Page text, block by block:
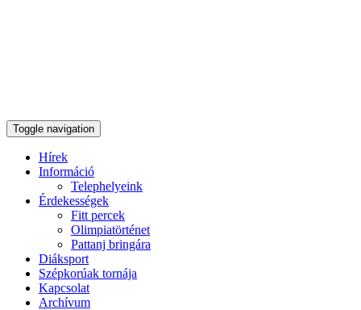
Toggle navigation
Hírek
Információ
Telephelyeink
Érdekességek
Fitt percek
Olimpiatörténet
Pattanj bringára
Diáksport
Szépkorúak tornája
Kapcsolat
Archívum